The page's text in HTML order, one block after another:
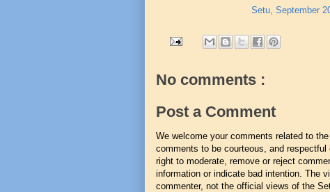
Setu, September
No comments :
Post a Comment
We welcome your comments related to
comments to be courteous, and
right to moderate, remove or reject
information or indicate bad intention. The
commenter, not the official views of the